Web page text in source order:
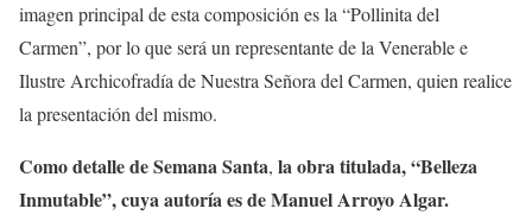
imagen principal de esta composición es la “Pollinita del
Carmen”, por lo que será un representante de la Venerable e
Ilustre Archicofradía de Nuestra Señora del Carmen, quien realice
la presentación del mismo.
Como detalle de Semana Santa, la obra titulada, “Belleza
Inmutable”, cuya autoría es de Manuel Arroyo Algar.